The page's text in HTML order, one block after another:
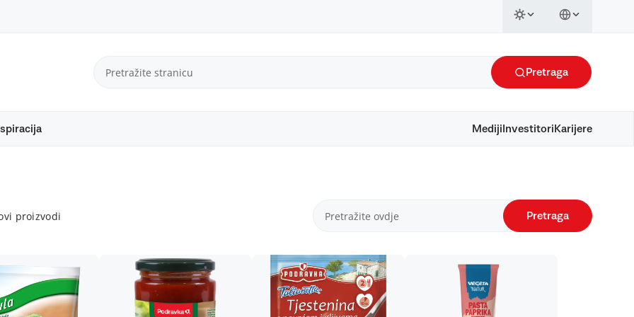
Pretraga
Mediji Investitori Karijere
proizvodi Pretraga